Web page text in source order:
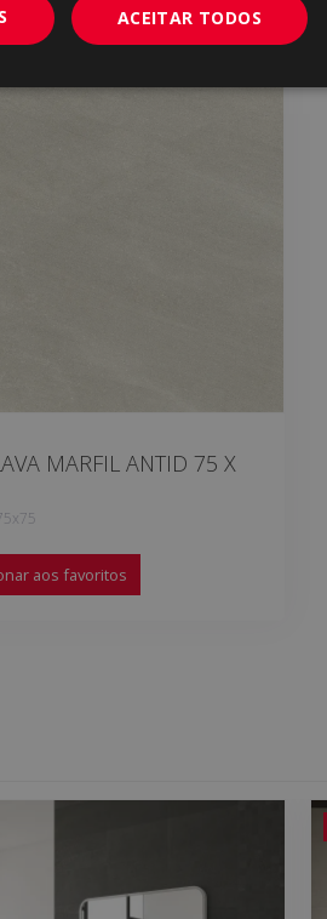
MARFIL ANTID 75 X
aos favoritos
ACEITAR TODOS